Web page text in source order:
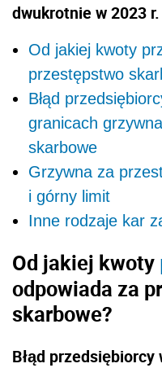
dwukrotnie w 2023 r.
Od jakiej kwoty
przestępstwo
Błąd
granicach
skarbowe
Grzywna za
i górny limit
Inne rodzaje kar
Od jakiej kwoty
odpowiada za
skarbowe?
Błąd